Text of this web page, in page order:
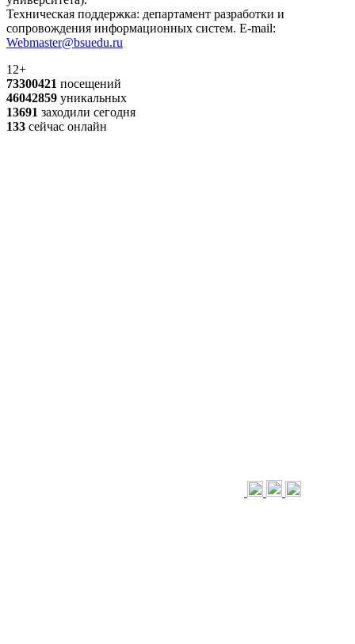
Техническая поддержка: департамент разработки и
сопровождения информационных систем. E-mail:
Webmaster@bsuedu.ru
12+
73300421 посещений
46042859 уникальных
13691 заходили сегодня
133 сейчас онлайн